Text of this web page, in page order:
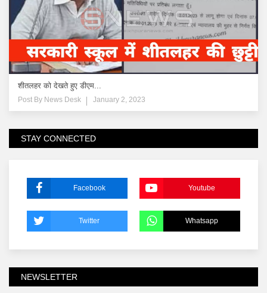
शीतलहर को देखते हुए डीएम...
Post By News Desk January 2, 2023
STAY CONNECTED
Facebook Youtube
Twitter Whatsapp
NEWSLETTER